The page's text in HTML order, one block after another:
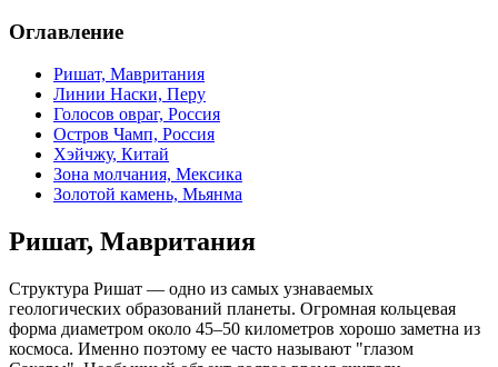
Оглавление
Ришат, Мавритания
Линии Наски, Перу
Голосов овраг, Россия
Остров Чамп, Россия
Хэйчжу, Китай
Зона молчания, Мексика
Золотой камень, Мьянма
Ришат, Мавритания
Структура Ришат — одно из самых узнаваемых
геологических образований планеты. Огромная кольцевая
форма диаметром около 45–50 километров хорошо заметна из
космоса. Именно поэтому ее часто называют "глазом